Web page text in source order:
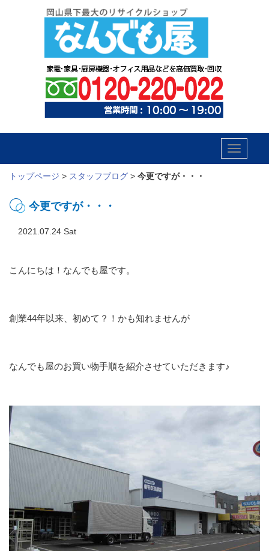
Toggle
トップページ > スタッフブログ > 今更ですが・・・
今更ですが・・・
2021.07.24 Sat
こんにちは！なんでも屋です。
創業44年以来、初めて？！かも知れませんが
なんでも屋のお買い物手順を紹介させていただきます♪